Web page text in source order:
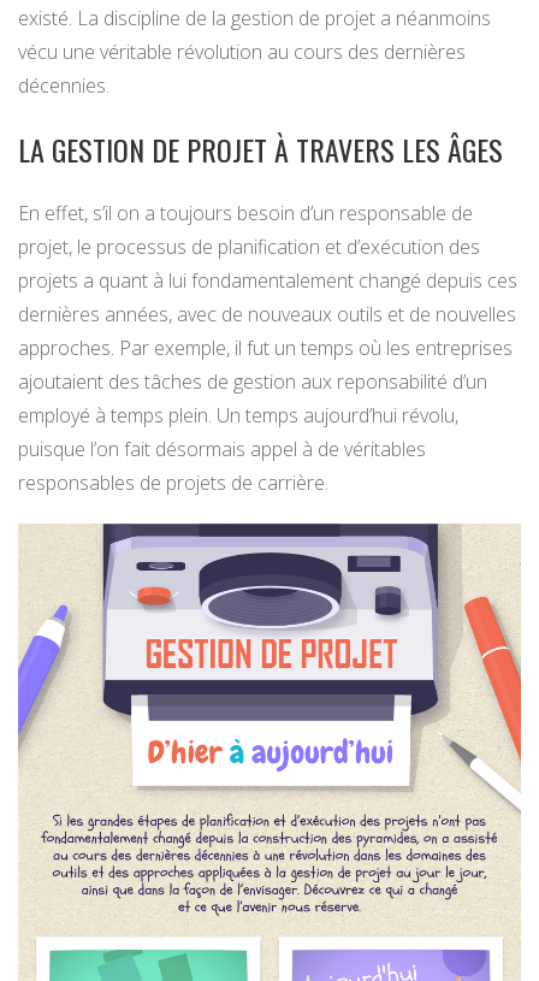
existé. La discipline de la gestion de projet a néanmoins
vécu une véritable révolution au cours des dernières
décennies.
LA GESTION DE PROJET À TRAVERS LES ÂGES
En effet, s’il on a toujours besoin d’un responsable de
projet, le processus de planification et d’exécution des
projets a quant à lui fondamentalement changé depuis ces
dernières années, avec de nouveaux outils et de nouvelles
approches. Par exemple, il fut un temps où les entreprises
ajoutaient des tâches de gestion aux reponsabilité d’un
employé à temps plein. Un temps aujourd’hui révolu,
puisque l’on fait désormais appel à de véritables
responsables de projets de carrière.